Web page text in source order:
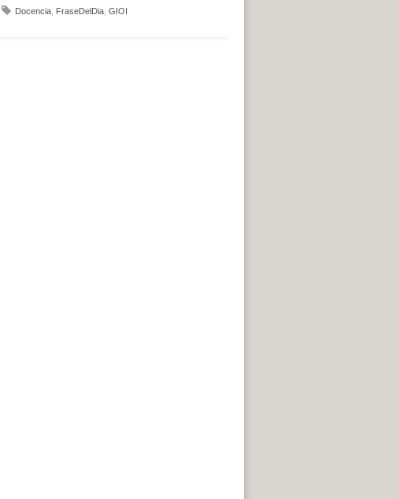
Docencia, FraseDelDia, GIOI